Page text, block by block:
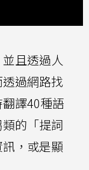
且透過人
過網路找
譯40種語
的「提詞
，或是顯